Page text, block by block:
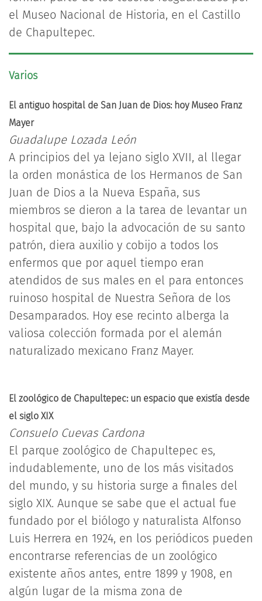
el Museo Nacional de Historia, en el Castillo
de Chapultepec.
Varios
El antiguo hospital de San Juan de Dios: hoy Museo Franz
Mayer
Guadalupe Lozada León
A principios del ya lejano siglo XVII, al llegar
la orden monástica de los Hermanos de San
Juan de Dios a la Nueva España, sus
miembros se dieron a la tarea de levantar un
hospital que, bajo la advocación de su santo
patrón, diera auxilio y cobijo a todos los
enfermos que por aquel tiempo eran
atendidos de sus males en el para entonces
ruinoso hospital de Nuestra Señora de los
Desamparados. Hoy ese recinto alberga la
valiosa colección formada por el alemán
naturalizado mexicano Franz Mayer.
El zoológico de Chapultepec: un espacio que existía desde
el siglo XIX
Consuelo Cuevas Cardona
El parque zoológico de Chapultepec es,
indudablemente, uno de los más visitados
del mundo, y su historia surge a finales del
siglo XIX. Aunque se sabe que el actual fue
fundado por el biólogo y naturalista Alfonso
Luis Herrera en 1924, en los periódicos pueden
encontrarse referencias de un zoológico
existente años antes, entre 1899 y 1908, en
algún lugar de la misma zona de